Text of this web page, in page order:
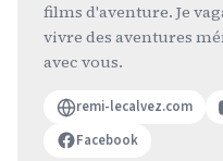
films d'aventure. Je
vivre des aventures
avec vous.
remi-lecalvez.com
Facebook